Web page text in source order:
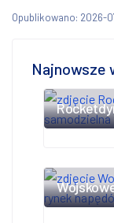
Opublikowano: 2026-
Najnowsze